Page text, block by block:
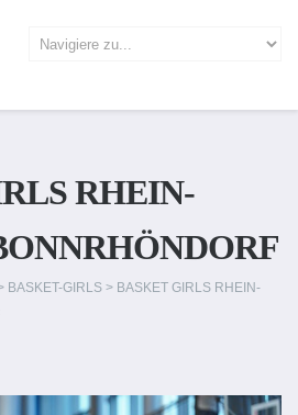
RHEIN-
BASKET-GIRLS > BASKET GIRLS RHEIN-